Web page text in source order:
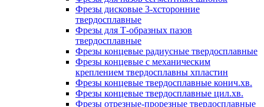
Фрезы дисковые 3-хсторонние
твердосплавные
Фрезы для Т-образных пазов
твердосплавные
Фрезы концевые радиусные твердосплавные
Фрезы концевые с механическим
креплением твердосплавны хпластин
Фрезы концевые твердосплавные конич.хв.
Фрезы концевые твердосплавные цил.хв.
Фрезы отрезные-прорезные твердосплавные